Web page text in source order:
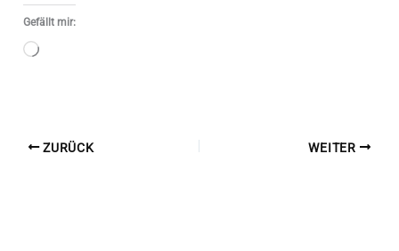
Gefällt mir:
Wird
ZURÜCK WEITER